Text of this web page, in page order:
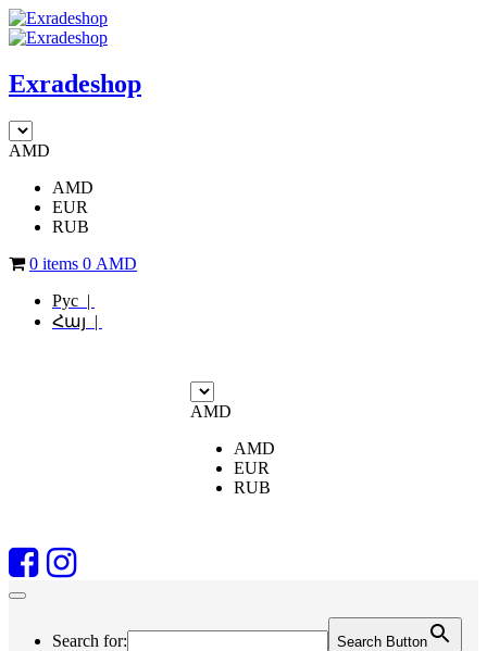
Exradeshop
AMD
AMD
EUR
RUB
0 items 0 AMD
Рус |
Հայ |
AMD
AMD
EUR
RUB
Search for: Search Button